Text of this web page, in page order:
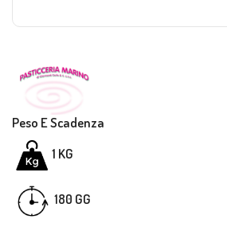
Peso E Scadenza
1 KG
180 GG